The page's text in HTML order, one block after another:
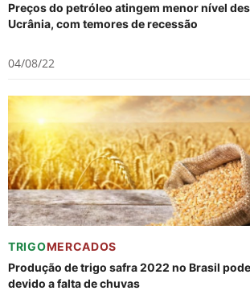
Preços do petróleo atingem menor nível
Ucrânia, com temores de recessão
04/08/22
TRIGOMERCADOS
Produção de trigo safra 2022 no Brasil
devido a falta de chuvas